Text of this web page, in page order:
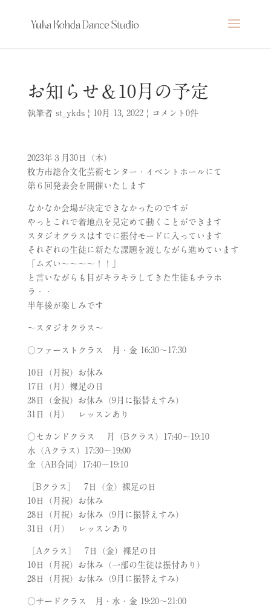
お知らせ＆10月の予定
執筆者 st_ykds| 10月 13, 2022| コメント0件
2023年３月30日（木）
枚方市総合文化芸術センター・イベントホールにて
第６回発表会を開催いたします
なかなか会場が決定できなかったのですが
やっとこれで着地点を見定めて動くことができます
スタジオクラスはすでに振付モードに入っています
それぞれの生徒に新たな課題を渡しながら進めています
「ムズい〜〜〜〜！！」
と言いながらも目がキラキラしてきた生徒もチラホ
ラ・・
半年後が楽しみです
〜スタジオクラス〜
○ファーストクラス 月・金 16:30～17:30
10日（月祝）お休み
17日（月）裸足の日
28日（金祝）お休み（9月に振替えすみ）
31日（月） レッスンあり
○セカンドクラス 月（Bクラス）17:40～19:10
水（Aクラス）17:30～19:00
金（AB合同）17:40～19:10
［Bクラス］ 7日（金）裸足の日
10日（月祝）お休み
28日（月祝）お休み（9月に振替えすみ）
31日（月） レッスンあり
［Aクラス］ 7日（金）裸足の日
10日（月祝）お休み（一部の生徒は振付あり）
28日（月祝）お休み（9月に振替えすみ）
○サードクラス 月・水・金 19:20～21:00